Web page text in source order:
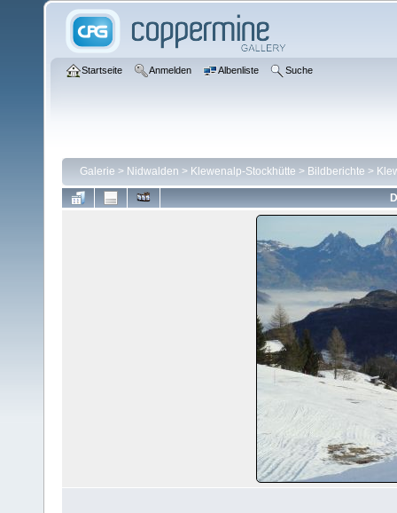
Startseite Anmelden Albenliste Suche
Galerie > Nidwalden > Klewenalp-Stockhütte > Bildberichte >